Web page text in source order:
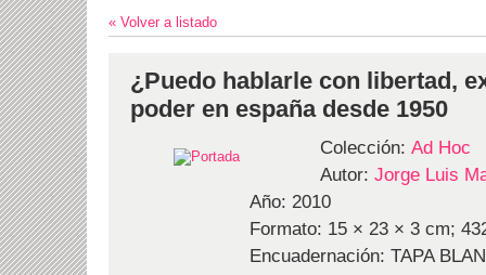
« Volver a listado
¿Puedo hablarle con libertad,
poder en españa desde 1950
Colección: Ad Hoc
Autor: Jorge Luis
Año: 2010
Formato: 15 × 23 × 3 cm;
Encuadernación: TAPA